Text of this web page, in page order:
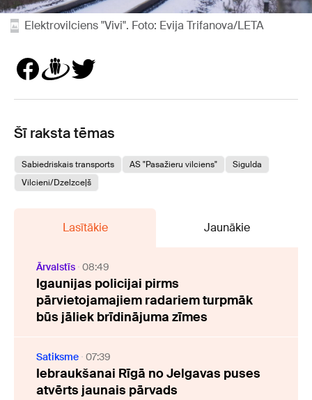
Elektrovilciens "Vivi". Foto: Evija Trifanova/LETA
Šī raksta tēmas
Sabiedriskais transports AS "Pasažieru vilciens"
Sigulda
Vilcieni/Dzelzceļš
Lasītākie Jaunākie
Ārvalstīs 08:49
Igaunijas policijai pirms
pārvietojamajiem radariem turpmāk
būs jāliek brīdinājuma zīmes
Satiksme 07:39
Iebraukšanai Rīgā no Jelgavas puses
atvērts jaunais pārvads